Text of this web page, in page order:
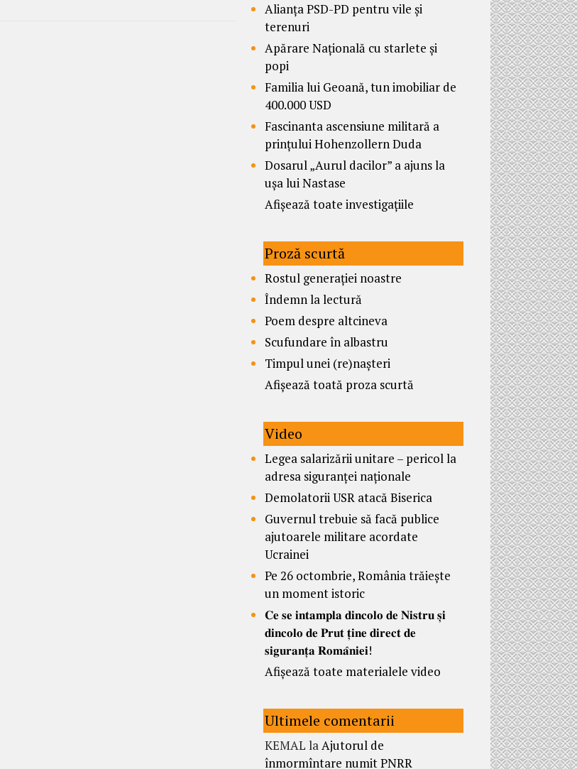
Alianța PSD-PD pentru vile și
terenuri
Apărare Națională cu starlete și
popi
Familia lui Geoană, tun imobiliar de
400.000 USD
Fascinanta ascensiune militară a
prințului Hohenzollern Duda
Dosarul „Aurul dacilor” a ajuns la
ușa lui Nastase
Afișează toate investigațiile
Proză scurtă
Rostul generației noastre
Îndemn la lectură
Poem despre altcineva
Scufundare în albastru
Timpul unei (re)nașteri
Afișează toată proza scurtă
Video
Legea salarizării unitare – pericol la
adresa siguranței naționale
Demolatorii USR atacă Biserica
Guvernul trebuie să facă publice
ajutoarele militare acordate
Ucrainei
Pe 26 octombrie, România trăiește
un moment istoric
𝐂𝐞 𝐬𝐞 𝐢𝐧𝐭𝐚𝐦𝐩𝐥𝐚 𝐝𝐢𝐧𝐜𝐨𝐥𝐨 𝐝𝐞 𝐍𝐢𝐬𝐭𝐫𝐮 𝐬̦𝐢
𝐝𝐢𝐧𝐜𝐨𝐥𝐨 𝐝𝐞 𝐏𝐫𝐮𝐭 𝐭̦𝐢𝐧𝐞 𝐝𝐢𝐫𝐞𝐜𝐭 𝐝𝐞
𝐬𝐢𝐠𝐮𝐫𝐚𝐧𝐭̦𝐚 𝐑𝐨𝐦𝐚̂𝐧𝐢𝐞𝐢!
Afișează toate materialele video
Ultimele comentarii
KEMAL laAjutorul de
înmormîntare numit PNRR